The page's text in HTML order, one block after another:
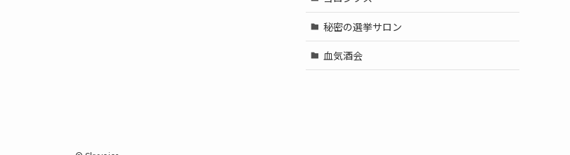
秘密の選挙サロン
血気酒会